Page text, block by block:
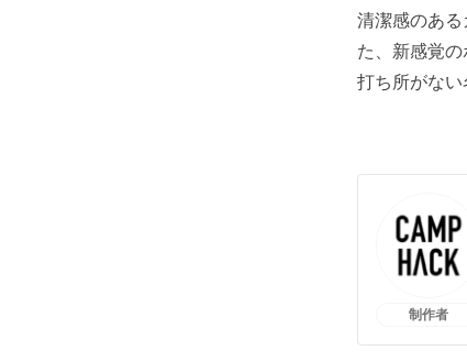
清潔感のあ
た、新感覚
打ち所がない
制作者